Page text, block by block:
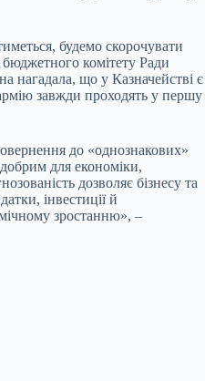
будемо скорочувати
комітету Ради
нагадала, що у Казначействі є
завжди проходять у першу
до «однознакових»
для економіки,
дозволяє бізнесу та
інвестиції й
зростанню», –